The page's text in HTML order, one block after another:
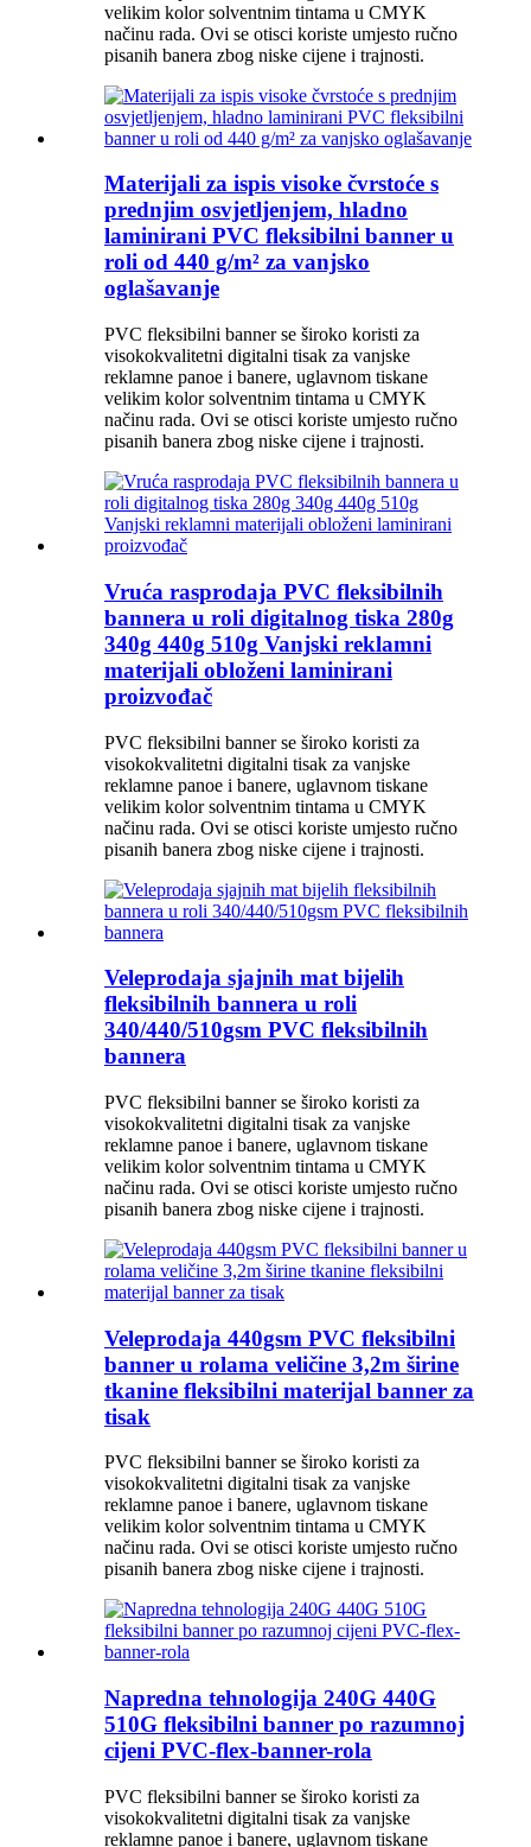
velikim kolor solventnim tintama u CMYK
načinu rada. Ovi se otisci koriste umjesto ručno
pisanih banera zbog niske cijene i trajnosti.
Materijali za ispis visoke čvrstoće s
prednjim osvjetljenjem, hladno
laminirani PVC fleksibilni banner u
roli od 440 g/m² za vanjsko
oglašavanje
PVC fleksibilni banner se široko koristi za
visokokvalitetni digitalni tisak za vanjske
reklamne panoe i banere, uglavnom tiskane
velikim kolor solventnim tintama u CMYK
načinu rada. Ovi se otisci koriste umjesto ručno
pisanih banera zbog niske cijene i trajnosti.
Vruća rasprodaja PVC fleksibilnih
bannera u roli digitalnog tiska 280g
340g 440g 510g Vanjski reklamni
materijali obloženi laminirani
proizvođač
PVC fleksibilni banner se široko koristi za
visokokvalitetni digitalni tisak za vanjske
reklamne panoe i banere, uglavnom tiskane
velikim kolor solventnim tintama u CMYK
načinu rada. Ovi se otisci koriste umjesto ručno
pisanih banera zbog niske cijene i trajnosti.
Veleprodaja sjajnih mat bijelih
fleksibilnih bannera u roli
340/440/510gsm PVC fleksibilnih
bannera
PVC fleksibilni banner se široko koristi za
visokokvalitetni digitalni tisak za vanjske
reklamne panoe i banere, uglavnom tiskane
velikim kolor solventnim tintama u CMYK
načinu rada. Ovi se otisci koriste umjesto ručno
pisanih banera zbog niske cijene i trajnosti.
Veleprodaja 440gsm PVC fleksibilni
banner u rolama veličine 3,2m širine
tkanine fleksibilni materijal banner za
tisak
PVC fleksibilni banner se široko koristi za
visokokvalitetni digitalni tisak za vanjske
reklamne panoe i banere, uglavnom tiskane
velikim kolor solventnim tintama u CMYK
načinu rada. Ovi se otisci koriste umjesto ručno
pisanih banera zbog niske cijene i trajnosti.
Napredna tehnologija 240G 440G
510G fleksibilni banner po razumnoj
cijeni PVC-flex-banner-rola
PVC fleksibilni banner se široko koristi za
visokokvalitetni digitalni tisak za vanjske
reklamne panoe i banere, uglavnom tiskane